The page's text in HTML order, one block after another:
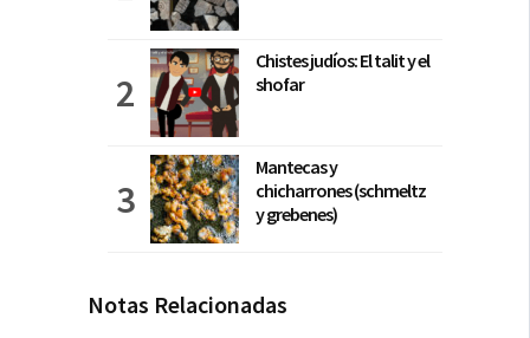
Chistes judíos: El talit y el
shofar
Mantecas y
chicharrones (schmeltz
y grebenes)
Notas Relacionadas